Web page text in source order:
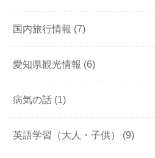
国内旅行情報 (7)
愛知県観光情報 (6)
病気の話 (1)
英語学習（大人・子供） (9)